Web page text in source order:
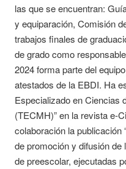
las que se encuentran:
y equiparación, Comisión
trabajos finales de
de grado como
2024 forma parte del
atestados de la EBDI. Ha
Especializado en Ciencias
(TECMH)” en la revista e-
colaboración la publicación
de promoción y difusión
de preescolar, ejecutadas